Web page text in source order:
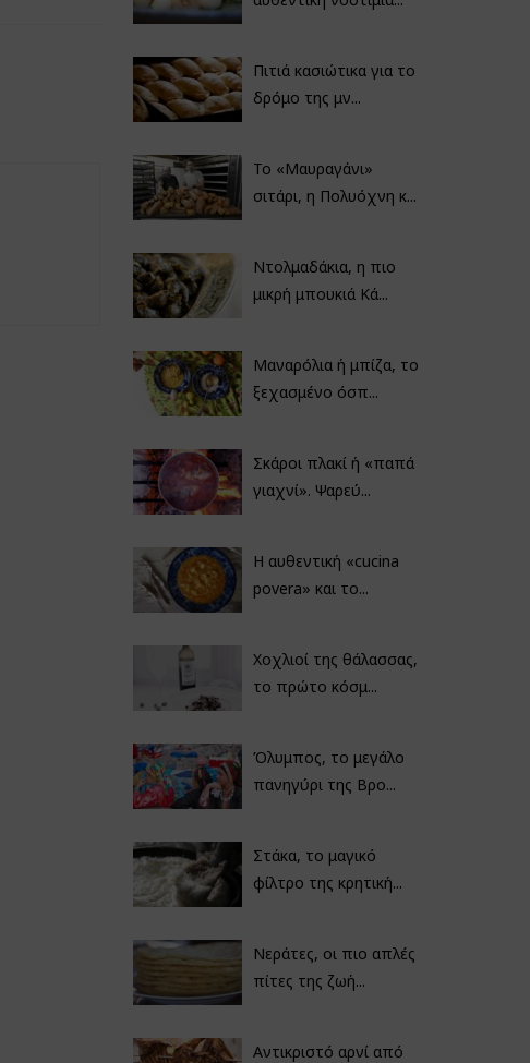
Πιτιά κασιώτικα για το
δρόμο της μν...
Το «Μαυραγάνι»
σιτάρι, η Πολυόχνη κ...
Ντολμαδάκια, η πιο
μικρή μπουκιά Κά...
Μαναρόλια ή μπίζα, το
ξεχασμένο όσπ...
Σκάροι πλακί ή «παπά
γιαχνί». Ψαρεύ...
Η αυθεντική «cucina
povera» και το...
Χοχλιοί της θάλασσας,
το πρώτο κόσμ...
Όλυμπος, το μεγάλο
πανηγύρι της Βρο...
Στάκα, το μαγικό
φίλτρο της κρητική...
Νεράτες, οι πιο απλές
πίτες της ζωή...
Αντικριστό αρνί από